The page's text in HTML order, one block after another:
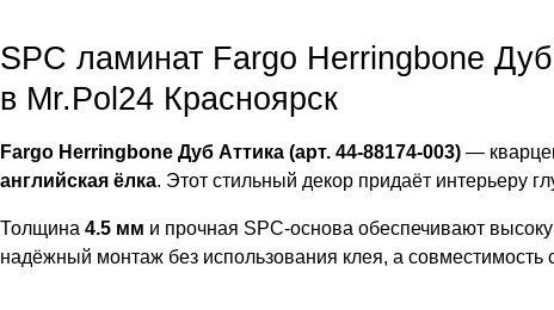
SPC ламинат Fargo Herringbone
в Mr.Pol24 Красноярск
Fargo Herringbone Дуб Аттика (арт. 44-88174-003) —
английская ёлка. Этот стильный декор придаёт интерьеру
Толщина 4.5 мм и прочная SPC-основа обеспечивают
надёжный монтаж без использования клея, а